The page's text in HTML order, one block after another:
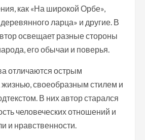
как «На широкой Орбе»,
ларца» и другие. В
освещает разные стороны
его обычаи и поверья.
отличаются острым
своеобразным стилем и
В них автор старался
человеческих отношений и
и нравственности.